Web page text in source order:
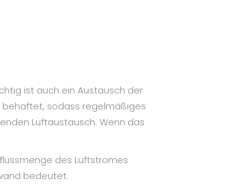
ist auch ein Austausch der
behaftet, sodass regelmäßiges
Luftaustausch. Wenn das
des Luftstromes
bedeutet.